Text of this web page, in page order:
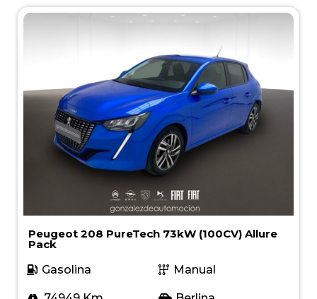
Peugeot 208 PureTech 73kW (100CV) Allure
Pack
Gasolina
Manual